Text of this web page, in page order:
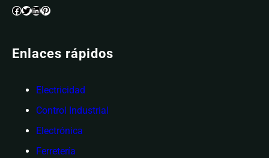
Enlaces rápidos
Electricidad
Control Industrial
Electrónica
Ferretería